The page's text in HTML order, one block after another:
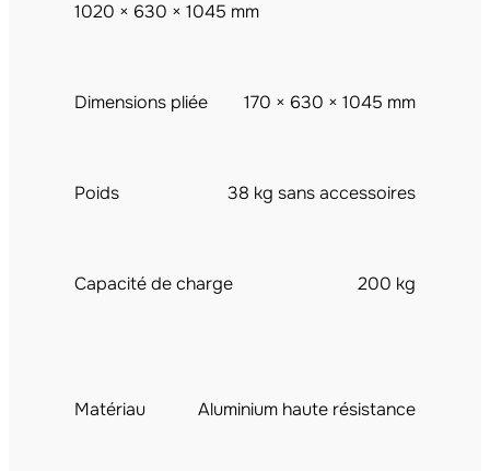
1020 × 630 × 1045 mm
Dimensions pliée 170 × 630 × 1045 mm
Poids 38 kg sans accessoires
Capacité de charge 200 kg
Matériau Aluminium haute résistance